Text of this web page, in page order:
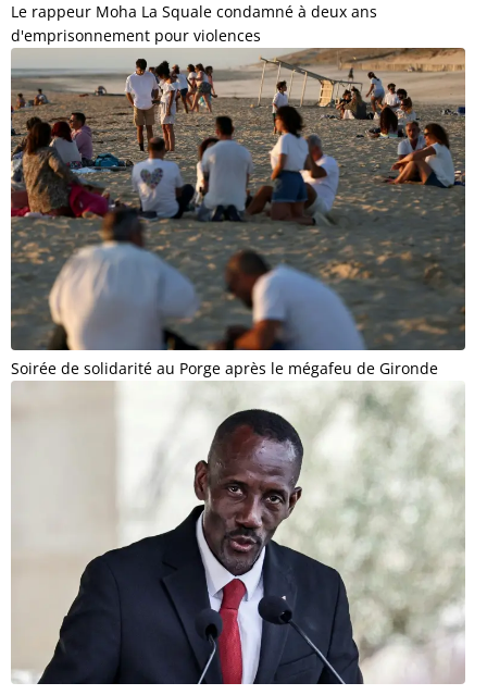
Le rappeur Moha La Squale condamné à deux ans
d'emprisonnement pour violences
Soirée de solidarité au Porge après le mégafeu de Gironde